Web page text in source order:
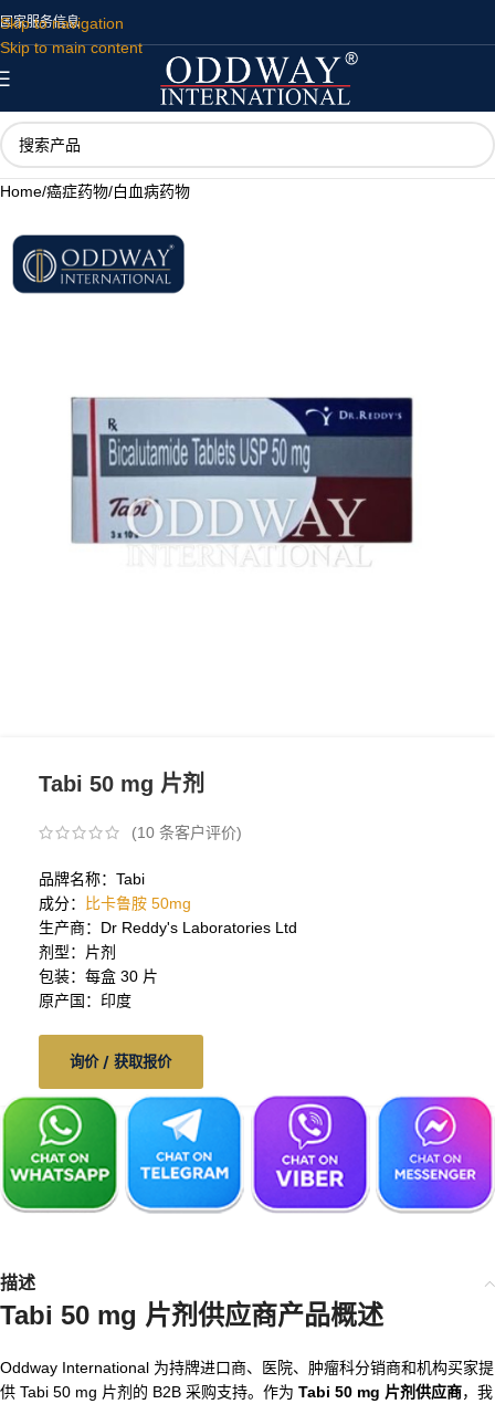
Skip to navigation
Skip to main content
国家服务信息
Home/癌症药物/白血病药物
Tabi 50 mg 片剂
(10 条客户评价)
品牌名称：Tabi
成分：
比卡鲁胺 50mg
生产商：Dr Reddy's Laboratories Ltd
剂型：片剂
包装：每盒 30 片
原产国：印度
询价 / 获取报价
描述
Tabi 50 mg 片剂供应商产品概述
Oddway International 为持牌进口商、医院、肿瘤科分销商和机构买家提
供 Tabi 50 mg 片剂的 B2B 采购支持。作为 Tabi 50 mg 片剂供应商，我